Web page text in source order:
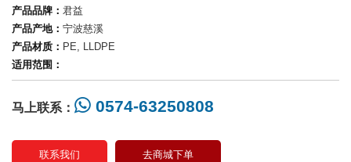
产品品牌： 君益
产品产地： 宁波慈溪
产品材质： PE, LLDPE
适用范围：
马上联系： 0574-63250808
联系我们 去商城下单